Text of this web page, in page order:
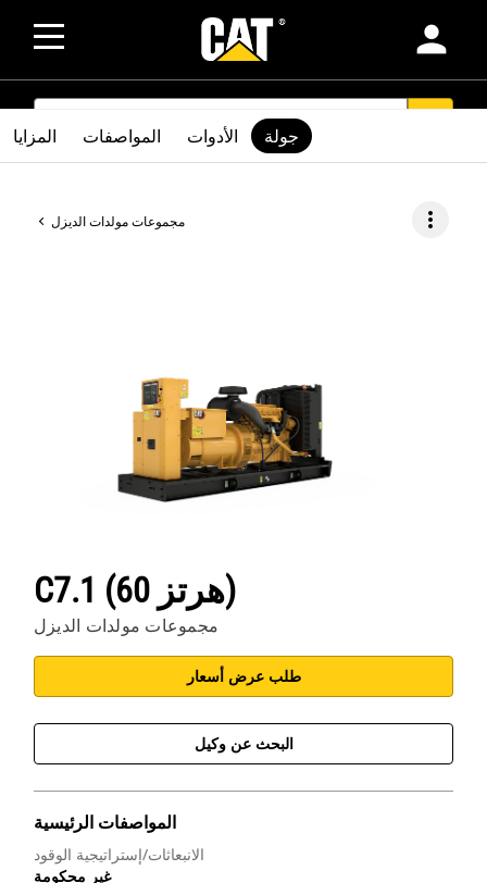
person
SEARCH
مجموعات مولدات الديزل more_vert
C7.1 (60 هرتز)
مجموعات مولدات الديزل
طلب عرض أسعار
البحث عن وكيل
المواصفات الرئيسية
الانبعاثات/إستراتيجية الوقود
غير محكومة
المزايا المواصفات الأدوات جولة